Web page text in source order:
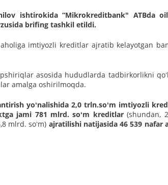
ishtirokida “Mikrokreditbank" ATBda
brifing tashkil etildi.
imtiyozli kreditlar ajratib kelayotgan
asosida hududlarda tadbirkorlikni
amalga oshirilmoqda.
yoʻnalishida 2,0 trln.soʻm imtiyozli
jami 781 mlrd. soʻm kreditlar(shundan,
mlrd. soʻm) ajratilishi natijasida 46 539 nafar